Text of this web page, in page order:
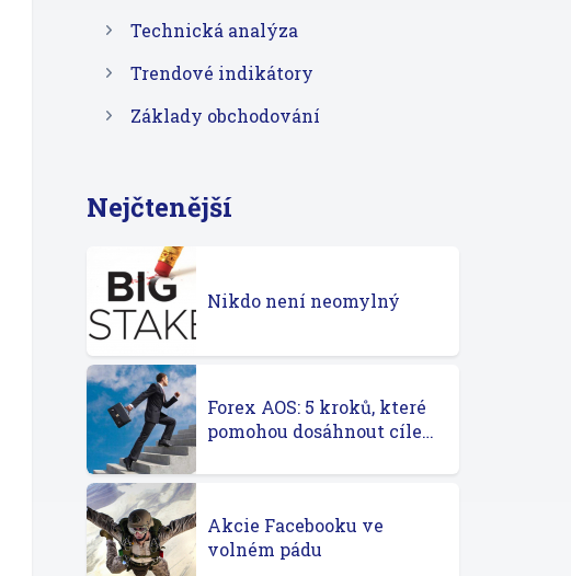
Technická analýza
Trendové indikátory
Základy obchodování
Nejčtenější
Nikdo není neomylný
Forex AOS: 5 kroků, které
pomohou dosáhnout cíle…
Akcie Facebooku ve
volném pádu